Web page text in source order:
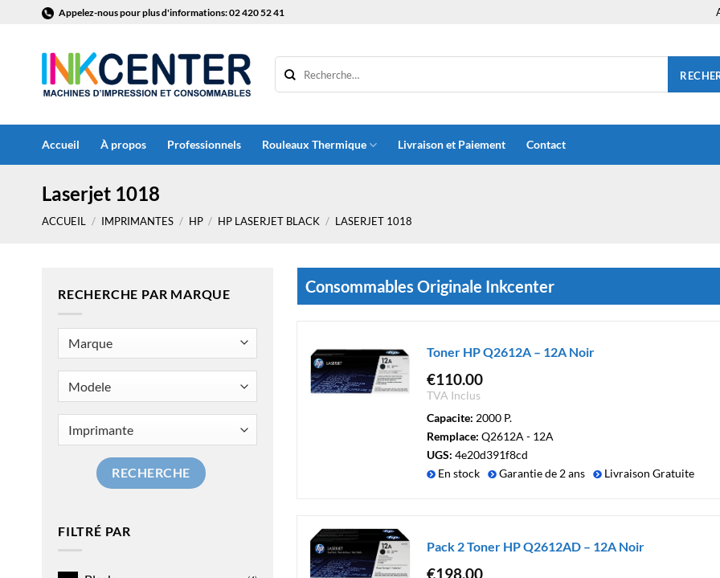
contenu
Appelez-nous pour plus d'informations: 02 420 52 41
Accueil À propos Professionnels Rouleaux Thermique Livraison et Paiement Contact
Laserjet 1018
ACCUEIL / IMPRIMANTES / HP / HP LASERJET BLACK / LASERJET 1018
RECHERCHE PAR MARQUE
RECHERCHE
FILTRÉ PAR
Consommables Originale Inkcenter
Toner HP Q2612A – 12A Noir
€110.00
TVA Inclus
Capacite: 2000 P.
Remplace: Q2612A - 12A
UGS: 4e20d391f8cd
En stock
Garantie de 2 ans Livraison Gratuite
Pack 2 Toner HP Q2612AD – 12A Noir
€198.00